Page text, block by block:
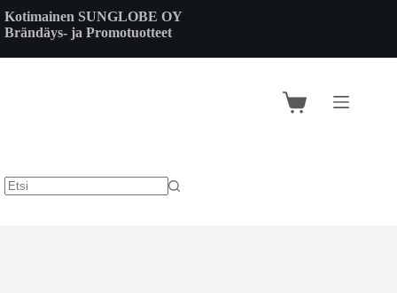
to
content
Kotimainen SUNGLOBE OY
Brändäys- ja Promotuotteet
Shopping